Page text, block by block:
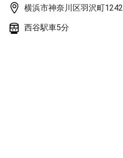
横浜市神奈川区羽沢町1242
西谷駅車5分